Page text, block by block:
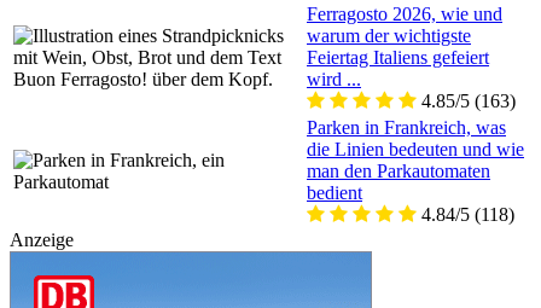
Ferragosto 2026, wie und
warum der wichtigste
Feiertag Italiens gefeiert
wird ...
4.85/5 (163)
Parken in Frankreich, was
die Linien bedeuten und wie
man den Parkautomaten
bedient
4.84/5 (118)
Anzeige